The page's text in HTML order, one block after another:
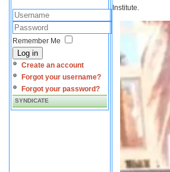
Remember Me
Log in
Create an account
Forgot your username?
Forgot your password?
SYNDICATE
Institute.